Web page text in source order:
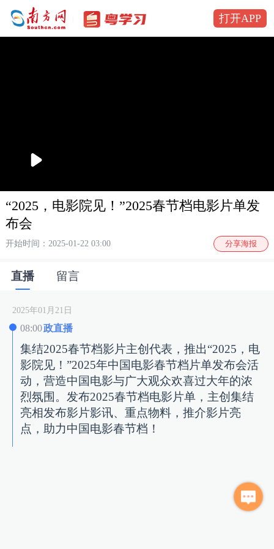
打开APP
播
“2025，电影院见！”2025春节档电影片单发
布会
开始时间：2025-01-22 03:00 分享海报
直播 留言
2025年01月21日
08:00政直播
集结2025春节档影片主创代表，推出“2025，电
影院见！”2025年中国电影春节档片单发布会活
动，营造中国电影与广大观众欢喜过大年的浓
烈氛围。发布2025春节档电影片单，主创集结
亮相发布影片影讯、重点物料，推介影片亮
点，助力中国电影春节档！